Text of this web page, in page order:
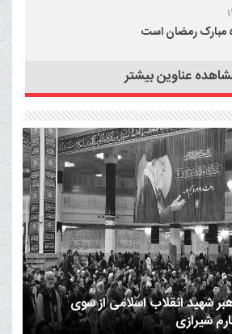
مبارک رمضان است
عناوین بیشتر
شهید انقلاب اسلامی از سوی
شیرازی